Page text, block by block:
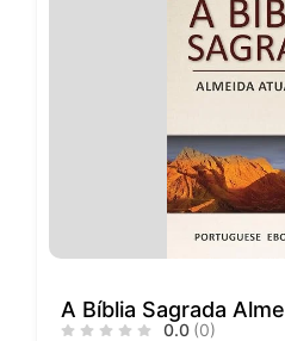
A Bíblia Sagrada
0.0 (0)